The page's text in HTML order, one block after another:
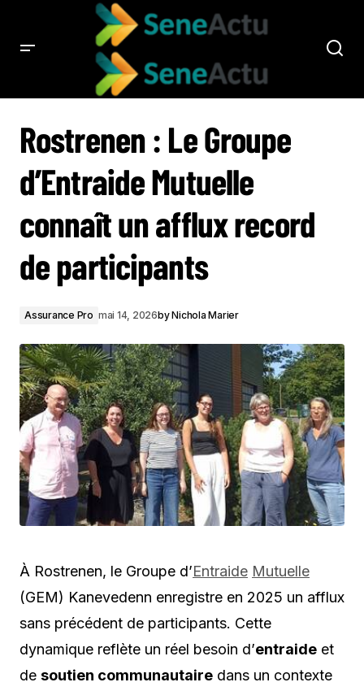
Rostrenen : Le Groupe
d’Entraide Mutuelle
connaît un afflux record
de participants
Assurance Pro mai 14, 2026byNichola Marier
À Rostrenen, le Groupe d’Entraide Mutuelle
(GEM) Kanevedenn enregistre en 2025 un afflux
sans précédent de participants. Cette
dynamique reflète un réel besoin d’entraide et
de soutien communautaire dans un contexte